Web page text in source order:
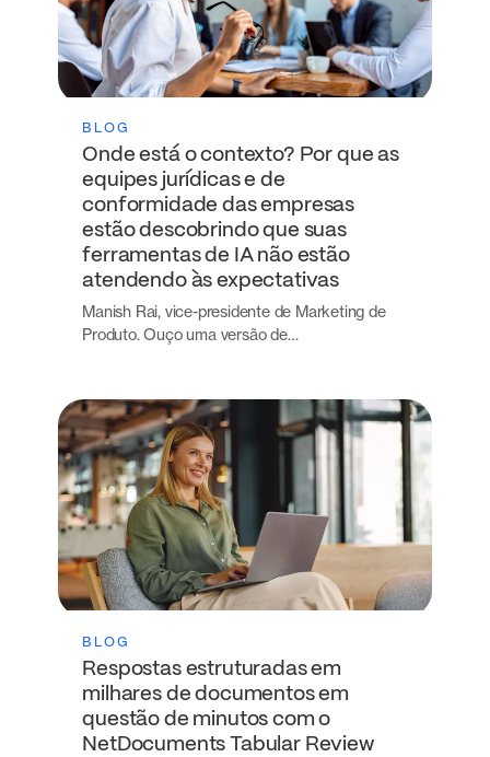
BLOG
Onde está o contexto? Por que as
equipes jurídicas e de
conformidade das empresas
estão descobrindo que suas
ferramentas de IA não estão
atendendo às expectativas
Manish Rai, vice-presidente de Marketing de
Produto. Ouço uma versão de…
BLOG
Respostas estruturadas em
milhares de documentos em
questão de minutos com o
NetDocuments Tabular Review